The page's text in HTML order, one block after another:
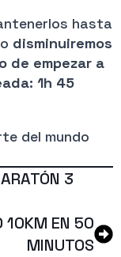
hasta
disminuiremos
de empezar a
1h 45
del mundo
3
10KM EN 50
MINUTOS